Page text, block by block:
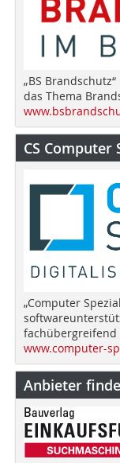
„BS
das Thema
CS Computer
„Computer
fachübergreifend
www.computer-
Anbieter